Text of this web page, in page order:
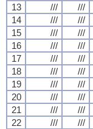
13
/// ///
14
/// ///
15
/// ///
16
/// ///
17
/// ///
18
/// ///
19
/// ///
20
/// ///
21
/// ///
22
/// ///